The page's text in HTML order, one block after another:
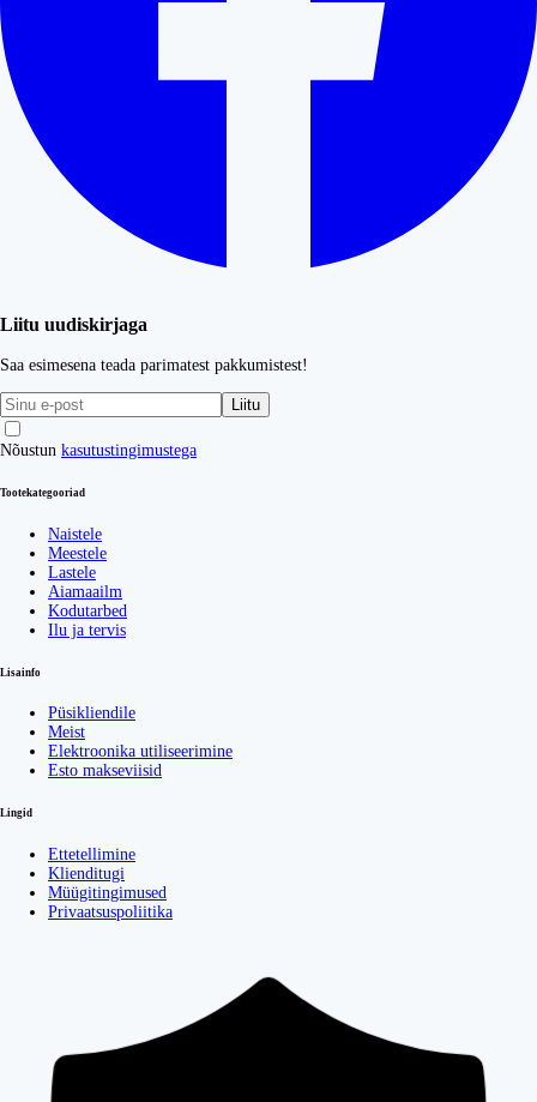
Liitu uudiskirjaga
Saa esimesena teada parimatest pakkumistest!
Liitu
Nõustun kasutustingimustega
Tootekategooriad
Naistele
Meestele
Lastele
Aiamaailm
Kodutarbed
Ilu ja tervis
Lisainfo
Püsikliendile
Meist
Elektroonika utiliseerimine
Esto makseviisid
Lingid
Ettetellimine
Klienditugi
Müügitingimused
Privaatsuspoliitika